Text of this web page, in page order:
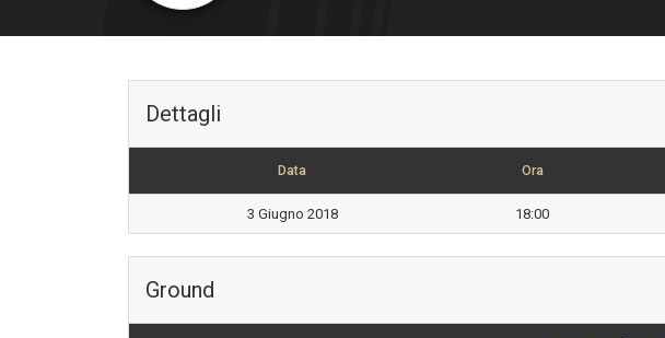
Dettagli
Data Ora
3 Giugno 2018 18:00
Ground